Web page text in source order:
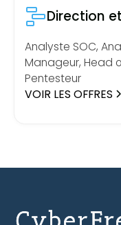
Direction
Analyste SOC,
Manageur, Head
Pentesteur
VOIR LES OFFRES